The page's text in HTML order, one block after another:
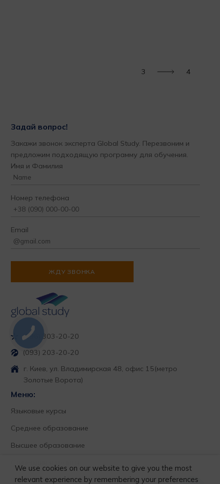
3 4
(096) 303-20-20
(093) 203-20-20
г. Киев, ул. Владимирская 48, офис 15(метро
Золотые Ворота)
Меню:
Языковые курсы
Среднее образование
Высшее образование
О нас
Задай вопрос!
Закажи звонок эксперта Global Study. Перезвоним и
предложим подходящую программу для обучения.
Имя и Фамилия
Номер телефона
Email
We use cookies on our website to give you the most
relevant experience by remembering your preferences